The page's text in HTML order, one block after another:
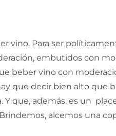
Para ser
embutidos con
beber vino con
que decir bien alto que
que, además, es un
alcemos una